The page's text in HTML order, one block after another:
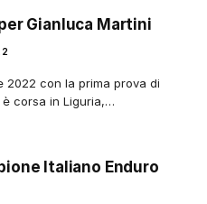
Gianluca Martini
2022 con la prima prova di
è corsa in Liguria,…
Italiano Enduro